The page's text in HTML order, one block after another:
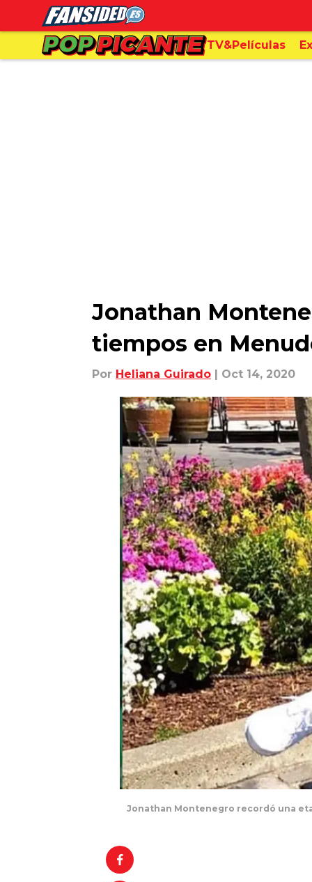
TV&Películas
Jonathan
tiempos en
Por Heliana Guirado | Oct 14, 2020
Jonathan Montenegro recordó una